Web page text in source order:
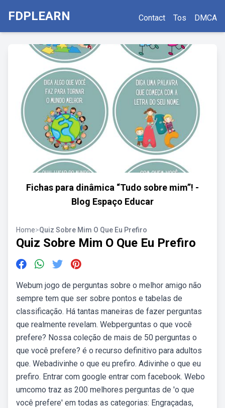
FDPLEARN Contact Tos DMCA
Fichas para dinâmica “Tudo sobre mim”! -
Blog Espaço Educar
Home>Quiz Sobre Mim O Que Eu Prefiro
Quiz Sobre Mim O Que Eu Prefiro
Webum jogo de perguntas sobre o melhor amigo não
sempre tem que ser sobre pontos e tabelas de
classificação. Há tantas maneiras de fazer perguntas
que realmente revelam. Webperguntas o que você
prefere? Nossa coleção de mais de 50 perguntas o
que você prefere? é o recurso definitivo para adultos
que. Webadivinhe o que eu prefiro. Adivinhe o que eu
prefiro. Entrar com google entrar com facebook. Webo
umcomo traz as 200 melhores perguntas de 'o que
você prefere' em todas as categorias: Engraçadas,